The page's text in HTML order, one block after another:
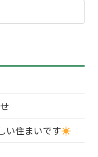
い住まいです